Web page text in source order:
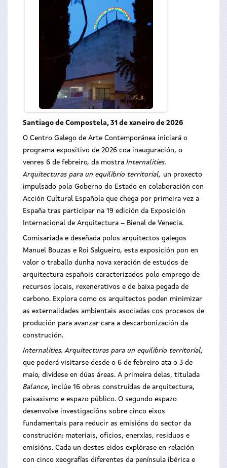
Santiago de Compostela, 31 de xaneiro de 2026
O Centro Galego de Arte Contemporánea iniciará o
programa expositivo de 2026 coa inauguración, o
venres 6 de febreiro, da mostra Internalities.
Arquitecturas para un equilibrio territorial, un proxecto
impulsado polo Goberno do Estado en colaboración con
Acción Cultural Española que chega por primeira vez a
España tras participar na 19 edición da Exposición
Internacional de Arquitectura – Bienal de Venecia.
Comisariada e deseñada polos arquitectos galegos
Manuel Bouzas e Roi Salgueiro, esta exposición pon en
valor o traballo dunha nova xeración de estudos de
arquitectura españois caracterizados polo emprego de
recursos locais, rexenerativos e de baixa pegada de
carbono. Explora como os arquitectos poden minimizar
as externalidades ambientais asociadas cos procesos de
produción para avanzar cara a descarbonización da
construción.
Internalities. Arquitecturas para un equilibrio territorial,
que poderá visitarse desde o 6 de febreiro ata o 3 de
maio, divídese en dúas áreas. A primeira delas, titulada
Balance, inclúe 16 obras construídas de arquitectura,
paisaxismo e espazo público. O segundo espazo
desenvolve investigacións sobre cinco eixos
fundamentais para reducir as emisións do sector da
construción: materiais, oficios, enerxías, residuos e
emisións. Cada un destes eidos explórase en relación
con cinco xeografías diferentes da península ibérica e